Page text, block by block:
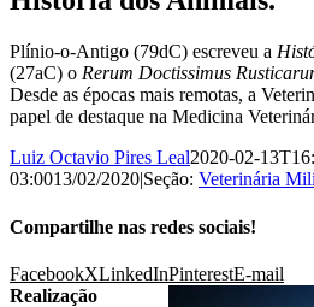
Plínio-o-Antigo (79dC) escreveu a
(27aC) o Rerum Doctissimus
Desde as épocas mais remotas, a
papel de destaque na Medicina
Luiz Octavio Pires Leal2020-02-
03:0013/02/2020|Seção: Veterinária
Compartilhe nas redes sociais!
FacebookXLinkedInPinterestE-mail
Realização